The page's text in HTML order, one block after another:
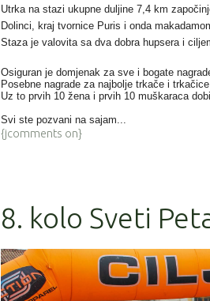
Utrka na stazi ukupne duljine 7,4 km
Dolinci, kraj tvornice Puris i onda
Staza je valovita sa dva dobra hupsera i
Osiguran je domjenak za sve i bogate
Posebne nagrade za najbolje trkače i
Uz to prvih 10 žena i prvih 10 muškaraca
Svi ste pozvani na sajam...
{jcomments on}
8. kolo Sveti